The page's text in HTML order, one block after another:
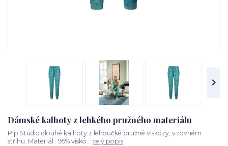
Dámské kalhoty z lehkého pružného materiálu
Pip Studio dlouhé kalhoty z lehoučké pružné viskózy, v rovném
střihu. Materiál : 95% viskó... celý popis